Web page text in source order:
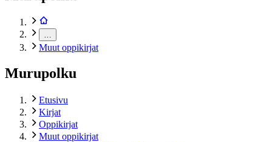
Muut oppikirjat
Murupolku
Etusivu
Kirjat
Oppikirjat
Muut oppikirjat